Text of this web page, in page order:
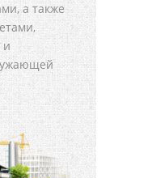
а также
и